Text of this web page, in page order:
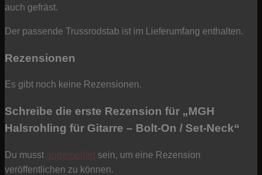
auch gefräst.
Der passende Trussrodstab ist im Lieferumfang enthalten.
Rezensionen
Es gibt noch keine Rezensionen.
Schreibe die erste Rezension für „MGH
Halsrohling für Gitarre – Bolt-On / Set-Neck“
Du musst angemeldet sein, um eine Rezension
veröffentlichen zu können.